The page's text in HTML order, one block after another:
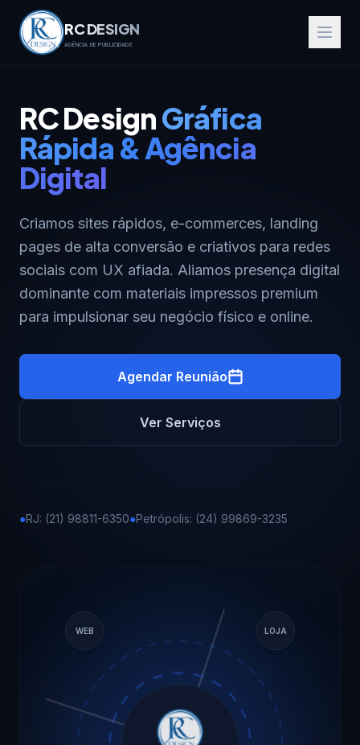
RC DESIGN
AGÊNCIA DE PUBLICIDADE
RC DesignGráfica
Rápida & Agência
Digital
Criamos sites rápidos, e-commerces, landing
pages de alta conversão e criativos para redes
sociais com UX afiada. Aliamos presença digital
dominante com materiais impressos premium
para impulsionar seu negócio físico e online.
Agendar Reunião
Ver Serviços
●RJ: (21) 98811-6350●Petrópolis: (24) 99869-3235
WEB LOJA